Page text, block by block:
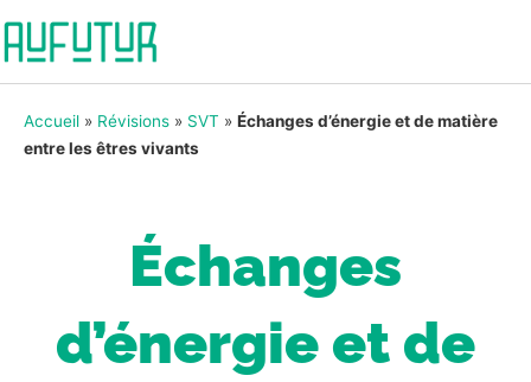
Accueil » Révisions » SVT » Échanges d’énergie et de matière
entre les êtres vivants
Échanges
d’énergie et de